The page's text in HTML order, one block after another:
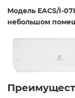
Модель EACS/I-
небольшом